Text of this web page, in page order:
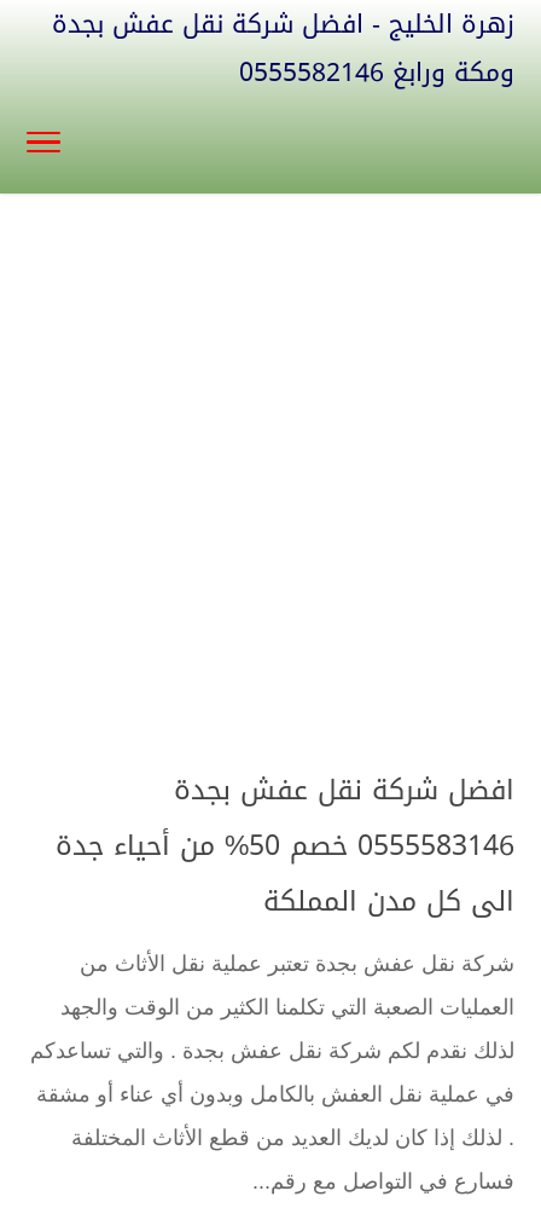
زهرة الخليج - افضل شركة نقل عفش بجدة
ومكة ورابغ 0555582146
افضل شركة نقل عفش بجدة
0555583146 خصم 50% من أحياء جدة
الى كل مدن المملكة
شركة نقل عفش بجدة تعتبر عملية نقل الأثاث من
العمليات الصعبة التي تكلمنا الكثير من الوقت والجهد
لذلك نقدم لكم شركة نقل عفش بجدة . والتي تساعدكم
في عملية نقل العفش بالكامل وبدون أي عناء أو مشقة
. لذلك إذا كان لديك العديد من قطع الأثاث المختلفة
فسارع في التواصل مع رقم...